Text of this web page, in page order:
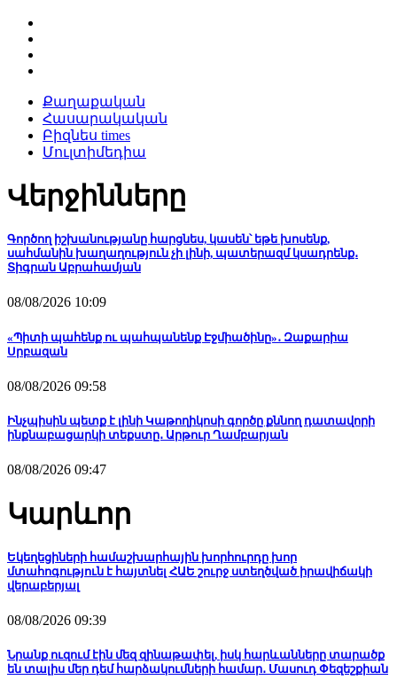
Քաղաքական
Հասարակական
Բիզնես times
Մուլտիմեդիա
Վերջինները
Գործող իշխանությանը հարցնես, կասեն՝ եթե խոսենք,
սահմանին խաղաղություն չի լինի, պատերազմ կսադրենք․
Տիգրան Աբրահամյան
08/08/2026 10:09
«Պիտի պահենք ու պահպանենք Էջմիածինը»․ Զաքարիա
Սրբազան
08/08/2026 09:58
Ինչպիսին պետք է լինի Կաթողիկոսի գործը քննող դատավորի
ինքնաբացարկի տեքստը․ Արթուր Ղամբարյան
08/08/2026 09:47
Կարևոր
Եկեղեցիների համաշխարհային խորհուրդը խոր
մտահոգություն է հայտնել ՀԱԵ շուրջ ստեղծված իրավիճակի
վերաբերյալ
08/08/2026 09:39
Նրանք ուզում էին մեզ զինաթափել, իսկ հարևանները տարածք
են տալիս մեր դեմ հարձակումների համար․ Մասուդ Փեզեշքիան